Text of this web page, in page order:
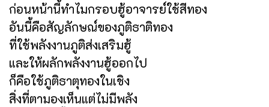
ก่อนหน้านี้ทำไมกรอบฮู้อาจารย์ใช้สีทอง
อันนี้คือสัญลักษณ์ของภูติธาติทอง
ที่ใช้พลังงานภูติส่งเสริมฮู้
และให้ผลักพลังงานฮู้ออกไป
ก็คือใช้ภูติธาตุทองในเชิง
สิ่งที่ตามองเห็นแต่ไม่มีพลัง